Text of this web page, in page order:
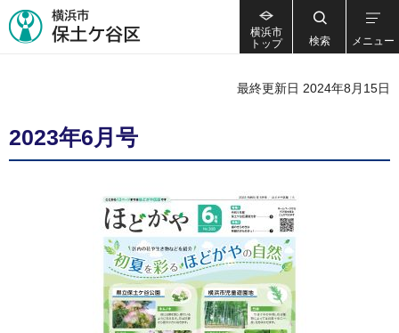
横浜市
トップ
検索 メニュー
最終更新日 2024年8月15日
2023年6月号